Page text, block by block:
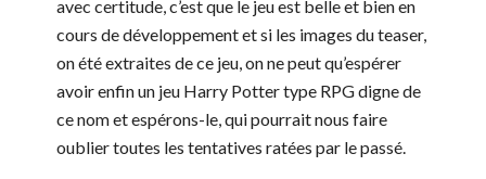
avec certitude, c’est que le jeu est belle et bien en
cours de développement et si les images du teaser,
on été extraites de ce jeu, on ne peut qu’espérer
avoir enfin un jeu Harry Potter type RPG digne de
ce nom et espérons-le, qui pourrait nous faire
oublier toutes les tentatives ratées par le passé.